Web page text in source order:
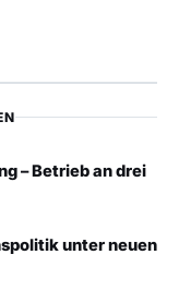
– Betrieb an drei
unter neuen